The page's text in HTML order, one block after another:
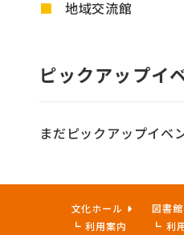
地域交流館
ピックアップイ
まだピックアップイベ
文化ホール
利用案内
図書館
利